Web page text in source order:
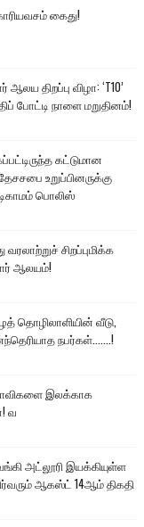
கைது!
ஆலய திறப்பு விழா: ‘T10’
போட்டி நாளை மறுதினம்!
கட்டுமான
உறுப்பினருக்கு
பொலிஸ்
சிறப்புமிக்க
ஆலயம்!
தொழிலாளியின் வீடு,
நபர்கள்.......!
இலக்காக
வ
அட்லூரி இயக்கியுள்ள
ஆகஸ்ட் 14ஆம் திகதி